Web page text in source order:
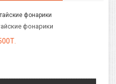
фонарики